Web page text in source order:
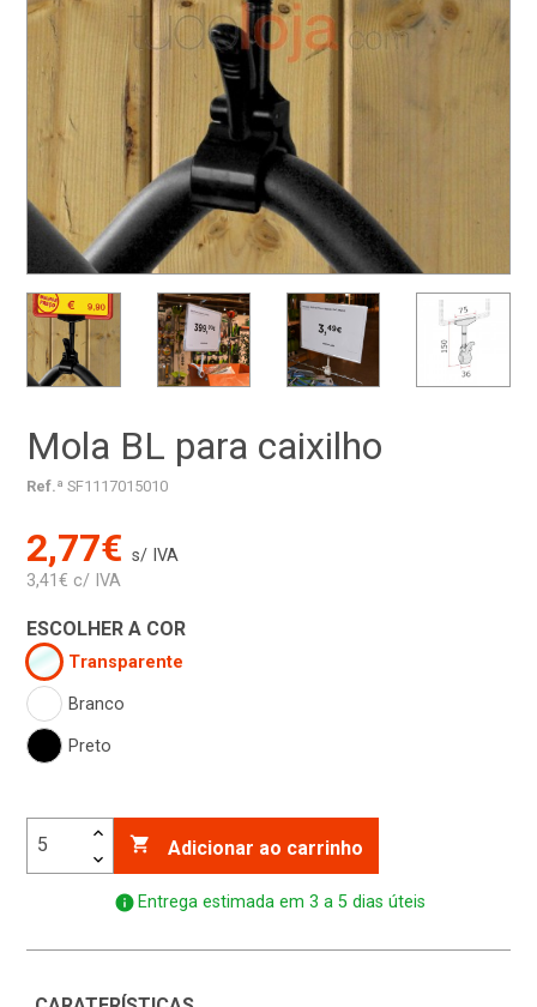
Mola BL para caixilho
Ref.ª SF1117015010
2,77€ s/ IVA
3,41€ c/ IVA
ESCOLHER A COR
Transparente
Branco
Preto
 Adicionar ao carrinho
info Entrega estimada em 3 a 5 dias úteis